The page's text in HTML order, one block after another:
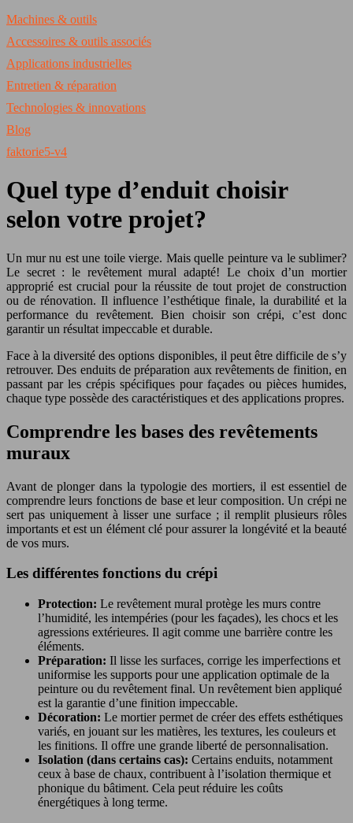
Machines & outils
Accessoires & outils associés
Applications industrielles
Entretien & réparation
Technologies & innovations
Blog
faktorie5-v4
Quel type d’enduit choisir
selon votre projet?
Un mur nu est une toile vierge. Mais quelle peinture va le sublimer?
Le secret : le revêtement mural adapté! Le choix d’un mortier
approprié est crucial pour la réussite de tout projet de construction
ou de rénovation. Il influence l’esthétique finale, la durabilité et la
performance du revêtement. Bien choisir son crépi, c’est donc
garantir un résultat impeccable et durable.
Face à la diversité des options disponibles, il peut être difficile de s’y
retrouver. Des enduits de préparation aux revêtements de finition, en
passant par les crépis spécifiques pour façades ou pièces humides,
chaque type possède des caractéristiques et des applications propres.
Comprendre les bases des revêtements
muraux
Avant de plonger dans la typologie des mortiers, il est essentiel de
comprendre leurs fonctions de base et leur composition. Un crépi ne
sert pas uniquement à lisser une surface ; il remplit plusieurs rôles
importants et est un élément clé pour assurer la longévité et la beauté
de vos murs.
Les différentes fonctions du crépi
Protection: Le revêtement mural protège les murs contre
l’humidité, les intempéries (pour les façades), les chocs et les
agressions extérieures. Il agit comme une barrière contre les
éléments.
Préparation: Il lisse les surfaces, corrige les imperfections et
uniformise les supports pour une application optimale de la
peinture ou du revêtement final. Un revêtement bien appliqué
est la garantie d’une finition impeccable.
Décoration: Le mortier permet de créer des effets esthétiques
variés, en jouant sur les matières, les textures, les couleurs et
les finitions. Il offre une grande liberté de personnalisation.
Isolation (dans certains cas): Certains enduits, notamment
ceux à base de chaux, contribuent à l’isolation thermique et
phonique du bâtiment. Cela peut réduire les coûts
énergétiques à long terme.